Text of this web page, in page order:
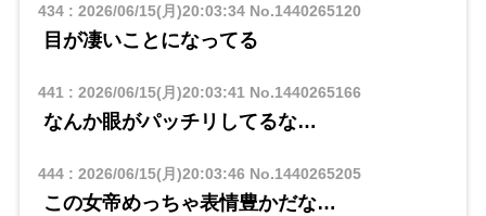
434: 2026/06/15(月)20:03:34No.1440265120
目が凄いことになってる
441: 2026/06/15(月)20:03:41No.1440265166
なんか眼がパッチリしてるな…
444: 2026/06/15(月)20:03:46 No.1440265205
この女帝めっちゃ表情豊かだな…